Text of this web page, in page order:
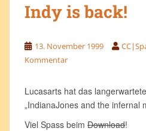
Indy is back!
13. November 1999
Kommentar
Lucasarts hat das
„IndianaJones and the infernal
Viel Spass beim Download!